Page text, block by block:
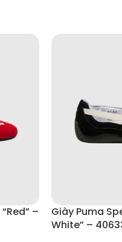
Giày Puma
White” –